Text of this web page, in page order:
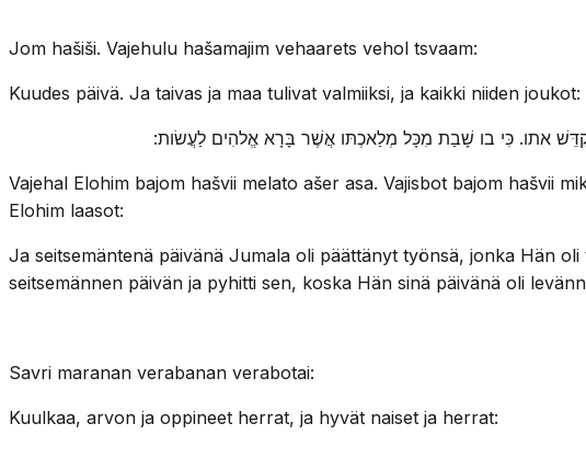
Jom hašiši. Vajehulu hašamajim vehaarets vehol tsvaam:
Kuudes päivä. Ja taivas ja maa tulivat valmiiksi, ja kaikki niiden joukot:
אתו. כִּי בו שָׁבַת מִכָּל מְלַאכְתּו אֲשֶׁר בָּרָא אֱלהִים לַעֲשׂות:
Vajehal Elohim bajom hašvii melato ašer asa. Vajisbot bajom hašvii
Elohim laasot:
Ja seitsemäntenä päivänä Jumala oli päättänyt työnsä, jonka Hän
seitsemännen päivän ja pyhitti sen, koska Hän sinä päivänä oli
Savri maranan verabanan verabotai:
Kuulkaa, arvon ja oppineet herrat, ja hyvät naiset ja herrat: